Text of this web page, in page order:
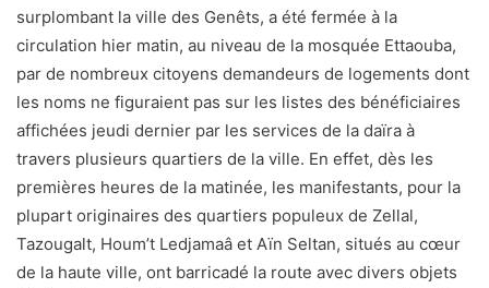
surplombant la ville des Genêts, a été fermée à la
circulation hier matin, au niveau de la mosquée Ettaouba,
par de nombreux citoyens demandeurs de logements dont
les noms ne figuraient pas sur les listes des bénéficiaires
affichées jeudi dernier par les services de la daïra à
travers plusieurs quartiers de la ville. En effet, dès les
premières heures de la matinée, les manifestants, pour la
plupart originaires des quartiers populeux de Zellal,
Tazougalt, Houm’t Ledjamaâ et Aïn Seltan, situés au cœur
de la haute ville, ont barricadé la route avec divers objets